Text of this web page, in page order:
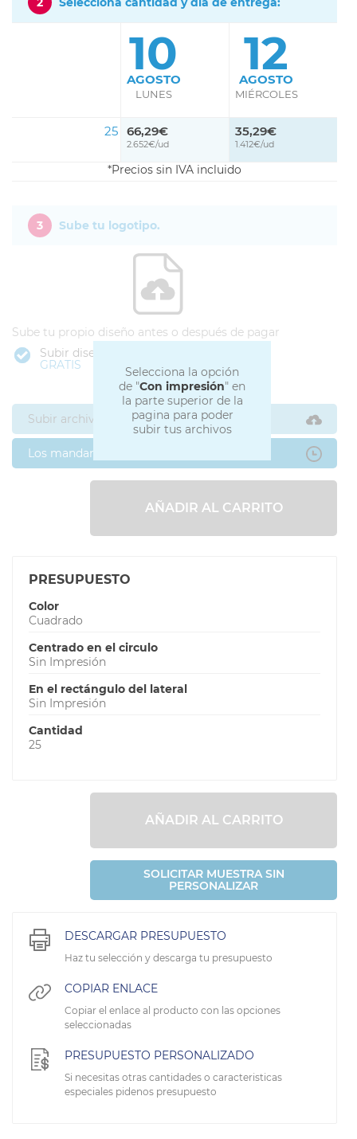
10
AGOSTO
LUNES
12
AGOSTO
MIÉRCOLES
25 66,29€
2.652€/ud
35,29€
1.412€/ud
Precios sin IVA incluido
Selecciona la opción
de "Con impresión" en
la parte superior de la
pagina para poder
subir tus archivos
3 Sube tu logotipo.
Sube tu propio diseño antes o después de pagar
Subir diseño
GRATIS
Subir archivos ahora
Los mandaré después
AÑADIR AL CARRITO
PRESUPUESTO
Color
Cuadrado
Centrado en el circulo
Sin Impresión
En el rectángulo del lateral
Sin Impresión
Cantidad
25
AÑADIR AL CARRITO
SOLICITAR MUESTRA SIN
PERSONALIZAR
DESCARGAR PRESUPUESTO
Haz tu selección y descarga tu presupuesto
COPIAR ENLACE
Copiar el enlace al producto con las opciones
seleccionadas
PRESUPUESTO PERSONALIZADO
Si necesitas otras cantidades o caracteristicas
especiales pidenos presupuesto